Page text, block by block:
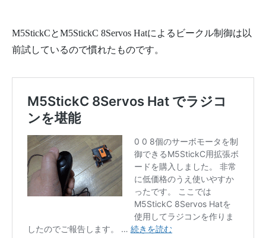
M5StickCとM5StickC 8Servos Hatによるビークル制御は以
前試しているので慣れたものです。